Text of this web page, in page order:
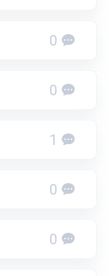
0
0
1
0
0